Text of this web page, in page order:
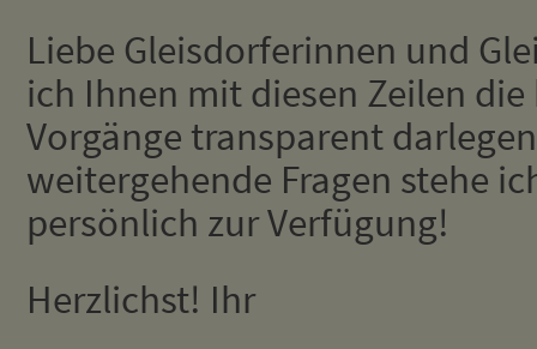
Liebe Gleisdorferinnen und
ich Ihnen mit diesen Zeilen
Vorgänge transparent
weitergehende Fragen stehe
persönlich zur Verfügung!
Herzlichst! Ihr